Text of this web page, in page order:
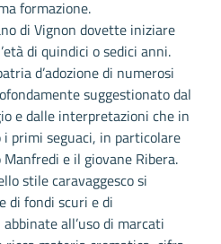
formazione.
di Vignon dovette iniziare
di quindici o sedici anni.
d’adozione di numerosi
suggestionato dal
e dalle interpretazioni che in
primi seguaci, in particolare
e il giovane Ribera.
stile caravaggesco si
di fondi scuri e di
all’uso di marcati